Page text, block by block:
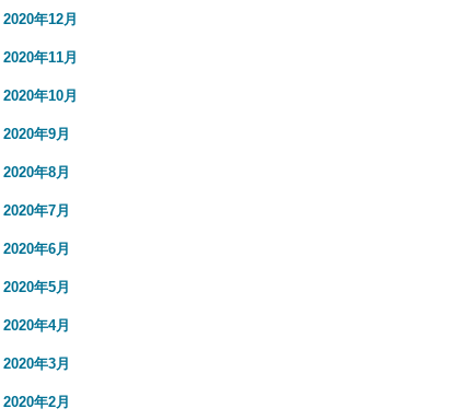
2020年12月
2020年11月
2020年10月
2020年9月
2020年8月
2020年7月
2020年6月
2020年5月
2020年4月
2020年3月
2020年2月